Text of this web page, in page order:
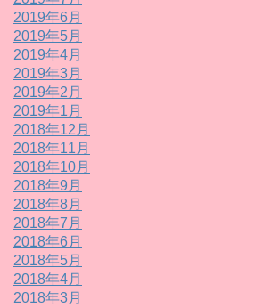
2019年6月
2019年5月
2019年4月
2019年3月
2019年2月
2019年1月
2018年12月
2018年11月
2018年10月
2018年9月
2018年8月
2018年7月
2018年6月
2018年5月
2018年4月
2018年3月